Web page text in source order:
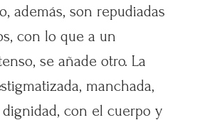
además, son repudiadas
con lo que a un
se añade otro. La
manchada,
dignidad, con el cuerpo y